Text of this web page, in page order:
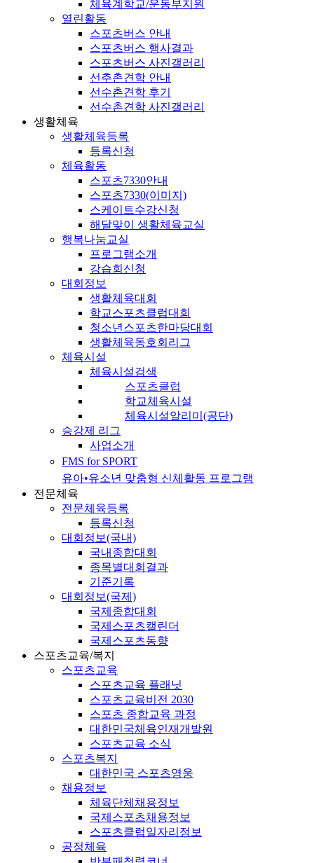
체육계학교/운동부지원
열린활동
스포츠버스 안내
스포츠버스 행사결과
스포츠버스 사진갤러리
선추촌견학 안내
선수촌견학 후기
선수촌견학 사진갤러리
생활체육
생활체육등록
등록신청
체육활동
스포츠7330안내
스포츠7330(이미지)
스케이트수강신청
해달맞이 생활체육교실
행복나눔교실
프로그램소개
강습회신청
대회정보
생활체육대회
학교스포츠클럽대회
청소년스포츠한마당대회
생활체육동호회리그
체육시설
체육시설검색
스포츠클럽
학교체육시설
체육시설알리미(공단)
승강제 리그
사업소개
FMS for SPORT
유아•유소년 맞춤형 신체활동 프로그램
전문체육
전문체육등록
등록신청
대회정보(국내)
국내종합대회
종목별대회결과
기준기록
대회정보(국제)
국제종합대회
국제스포츠캘린더
국제스포츠동향
스포츠교육/복지
스포츠교육
스포츠교육 플래닛
스포츠교육비전 2030
스포츠 종합교육 과정
대한민국체육인재개발원
스포츠교육 소식
스포츠복지
대한민국 스포츠영웅
채용정보
체육단체채용정보
국제스포츠채용정보
스포츠클럽일자리정보
공정체육